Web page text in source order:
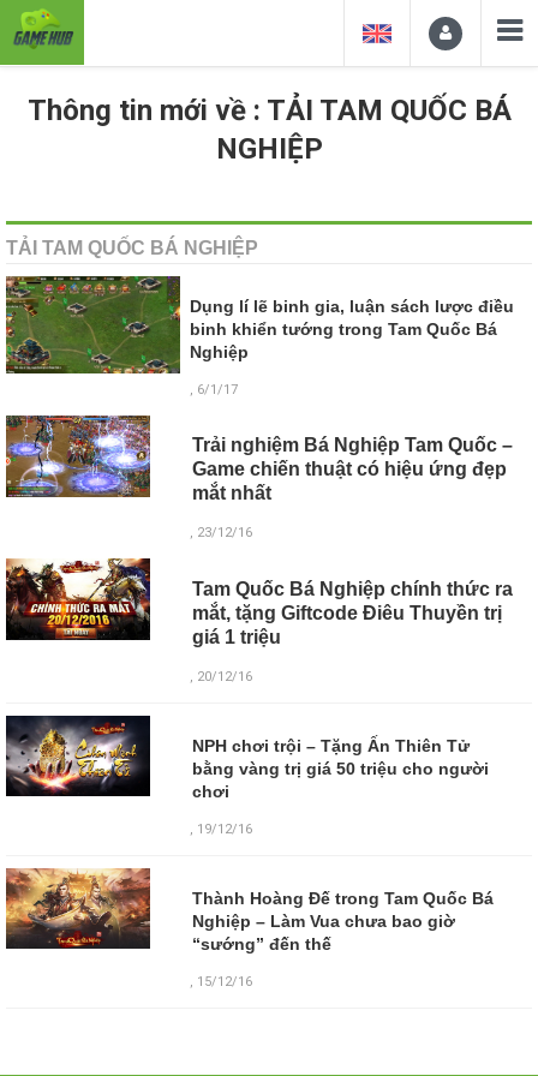
Thông tin mới về : TẢI TAM QUỐC BÁ
NGHIỆP
TẢI TAM QUỐC BÁ NGHIỆP
Dụng lí lẽ binh gia, luận sách lược điều
binh khiển tướng trong Tam Quốc Bá
Nghiệp
, 6/1/17
Trải nghiệm Bá Nghiệp Tam Quốc –
Game chiến thuật có hiệu ứng đẹp
mắt nhất
, 23/12/16
Tam Quốc Bá Nghiệp chính thức ra
mắt, tặng Giftcode Điêu Thuyền trị
giá 1 triệu
, 20/12/16
NPH chơi trội – Tặng Ấn Thiên Tử
bằng vàng trị giá 50 triệu cho người
chơi
, 19/12/16
Thành Hoàng Đế trong Tam Quốc Bá
Nghiệp – Làm Vua chưa bao giờ
“sướng” đến thế
, 15/12/16